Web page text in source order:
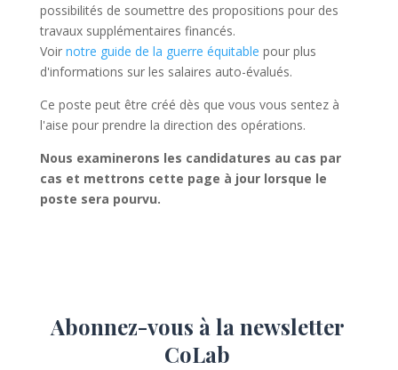
possibilités de soumettre des propositions pour des
travaux supplémentaires financés.
Voir notre guide de la guerre équitable pour plus
d'informations sur les salaires auto-évalués.
Ce poste peut être créé dès que vous vous sentez à
l'aise pour prendre la direction des opérations.
Nous examinerons les candidatures au cas par
cas et mettrons cette page à jour lorsque le
poste sera pourvu.
Abonnez-vous à la newsletter
CoLab